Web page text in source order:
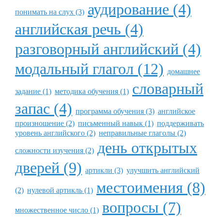
понимать на слух (3) аудирование (4)
английская речь (4)
разговорный английский (4)
модальный глагол (12) домашнее
задание (1) методика обучения (1) словарный
запас (4) программа обучения (3) английское
произношение (2) письменный навык (1) поддерживать
уровень английского (2) неправильные глаголы (2)
сложности изучения (2) день открытых
дверей (9) артикли (3) улучшить английский
(2) нулевой артикль (1) местоимения (8)
множественное число (1) вопросы (7)